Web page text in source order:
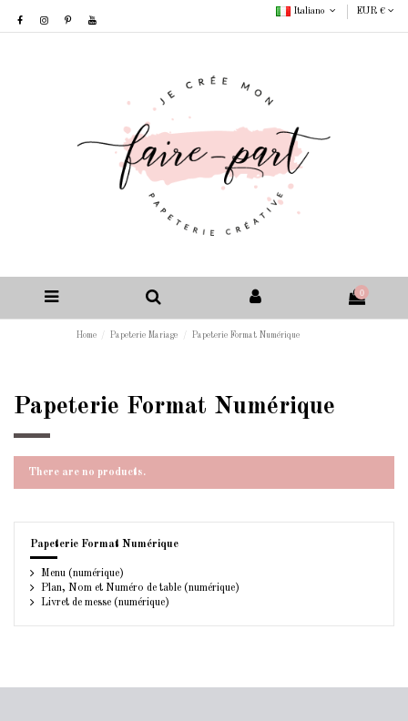
Italiano EUR €
0
Home Papeterie Mariage Papeterie Format Numérique
Papeterie Format Numérique
There are no products.
Papeterie Format Numérique
Menu (numérique)
Plan, Nom et Numéro de table (numérique)
Livret de messe (numérique)